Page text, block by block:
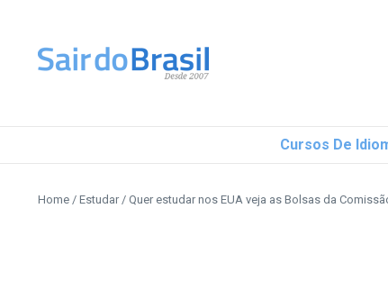
Cursos De
Home / Estudar / Quer estudar nos EUA veja as Bolsas da